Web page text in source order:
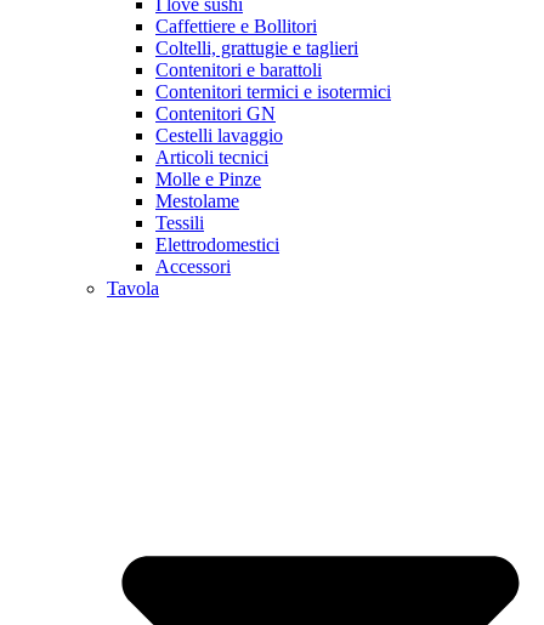
Caffettiere e Bollitori
Coltelli, grattugie e taglieri
Contenitori e barattoli
Contenitori termici e isotermici
Contenitori GN
Cestelli lavaggio
Articoli tecnici
Molle e Pinze
Mestolame
Tessili
Elettrodomestici
Accessori
Tavola